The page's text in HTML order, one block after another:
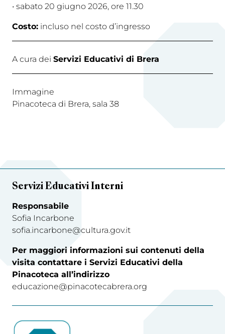
• sabato 20 giugno 2026, ore 11.30
Costo: incluso nel costo d’ingresso
A cura dei Servizi Educativi di Brera
Immagine
Pinacoteca di Brera, sala 38
Servizi Educativi Interni
Responsabile
Sofia Incarbone
sofia.incarbone@cultura.gov.it
Per maggiori informazioni sui contenuti della
visita contattare i Servizi Educativi della
Pinacoteca all’indirizzo
educazione@pinacotecabrera.org